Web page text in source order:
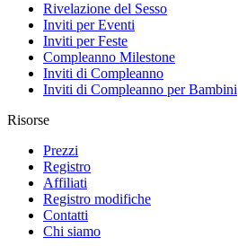
Rivelazione del Sesso
Inviti per Eventi
Inviti per Feste
Compleanno Milestone
Inviti di Compleanno
Inviti di Compleanno per Bambini
Risorse
Prezzi
Registro
Affiliati
Registro modifiche
Contatti
Chi siamo